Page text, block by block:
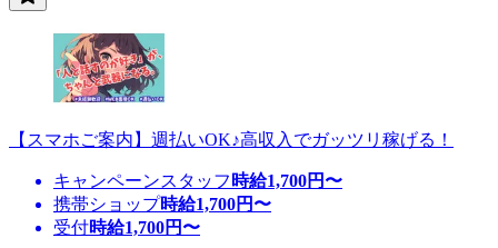
【スマホご案内】週払いOK♪高収入でガッツリ稼げる！
キャンペーンスタッフ 時給1,700円〜
携帯ショップ時給1,700円〜
受付時給1,700円〜